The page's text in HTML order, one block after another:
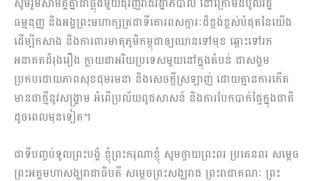
ធម្មនុញ្ញ និងអង្គព្រះមហាក្សត្រជាទីគោរពសក្ការៈដ៏ខ្ពង់ខ្ពស់បំផុតនៃយើង
ដើម្បីកសាង និងការពារមាតុភូមិកម្ពុជាឲ្យឈានទៅមុខ ឆ្ពោះទៅរក
អនាគតដ៏រុងរឿង ក្លាយជាអរិយប្រទេសមួយនៅក្នុងតំបន់ ជាសង្គម
ប្រកបដោយភាពសុខដុមរមនា និងសេចក្តីស្រឡាញ់ ដោយគ្មានការកើត
មានជាថ្មីនូវសង្គ្រាម អំពើប្រល័យពូជសាសន៍ និងការបែកបាក់ផ្ទៃក្នុងជាតិ
ដូចពេលមុនទៀត។
ជាទីបញ្ចប់ទូលព្រះបង្គំ ខ្ញុំព្រះករុណាខ្ញុំ សូមថ្វាយព្រះពរ ប្រគេនពរ សម្តេច
ព្រះអគ្គមហាសង្ឃរាជាធិបតី សម្តេចព្រះសង្ឃរាជ ព្រះរាជាគណៈ ព្រះ